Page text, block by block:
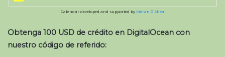
Calendar developed and supported by Kieran O'Shea
Obtenga 100 USD de crédito en DigitalOcean con
nuestro código de referido: